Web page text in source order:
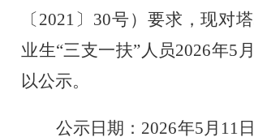
〔2021〕30号）要求，现对
业生“三支一扶”人员2026年5
以公示。
公示日期 ： 2026年5月11